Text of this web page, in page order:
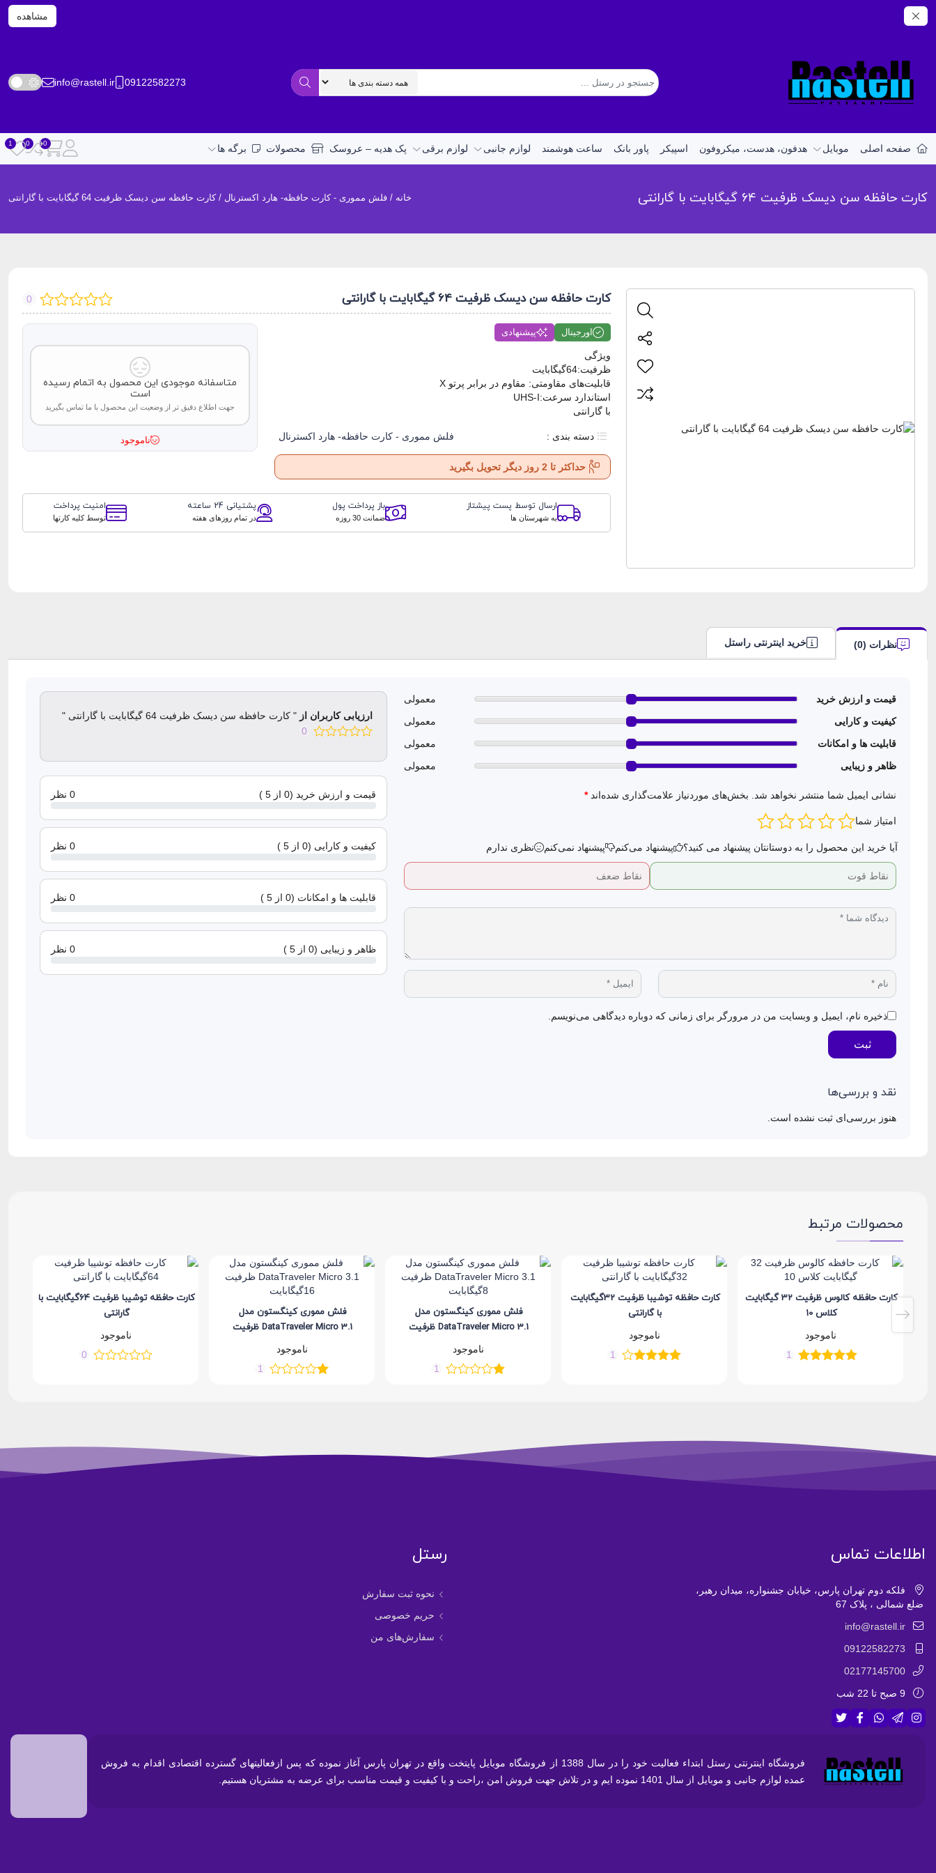
مشاهده
09122582273
info@rastell.ir
صفحه اصلی موبایل هدفون، هدست، میکروفون اسپیکر پاور بانک ساعت هوشمند لوازم جانبی لوازم برقی پک هدیه – عروسک محصولات برگه ها
کارت حافظه سن دیسک ظرفیت 64 گیگابایت با گارانتی خانه / فلش مموری - کارت حافظه- هارد اکسترنال / کارت حافظه سن دیسک ظرفیت 64 گیگابایت با گارانتی
کارت حافظه سن دیسک ظرفیت 64 گیگابایت با گارانتی 0
اورجینال پیشنهادی
ویژگی
ظرفیت:64گیگابایت
قابلیت‌های مقاومتی: مقاوم در برابر پرتو X
استاندارد سرعت:UHS-I
با گارانتی
دسته بندی : فلش مموری - کارت حافظه- هارد اکسترنال
حداکثر تا 2 روز دیگر تحویل بگیرید
متاسفانه موجودی این محصول به اتمام رسیده
است
جهت اطلاع دقیق تر از وضعیت این محصول با ما تماس بگیرید
ناموجود
ارسال توسط پست پیشتاز
به شهرستان ها
باز پرداخت پول
ضمانت 30 روزه
پشتیانی 24 ساعته
در تمام روزهای هفته
امنیت پرداخت
توسط کلیه کارتها
نظرات (0) خرید اینترنتی راستل
قیمت و ارزش خرید
معمولی
کیفیت و کارایی
معمولی
قابلیت ها و امکانات
معمولی
ظاهر و زیبایی
معمولی
نشانی ایمیل شما منتشر نخواهد شد. بخش‌های موردنیاز علامت‌گذاری شده‌اند*
امتیاز شما
آیا خرید این محصول را به دوستانتان پیشنهاد می کنید؟ پیشنهاد می‌کنم پیشنهاد نمی‌کنم نظری ندارم
ذخیره نام، ایمیل و وبسایت من در مرورگر برای زمانی که دوباره دیدگاهی می‌نویسم.
ثبت
ارزیابی کاربران از " کارت حافظه سن دیسک ظرفیت 64 گیگابایت با گارانتی "
0
قیمت و ارزش خرید (0 از 5 ) 0 نظر
کیفیت و کارایی (0 از 5 ) 0 نظر
قابلیت ها و امکانات (0 از 5 ) 0 نظر
ظاهر و زیبایی (0 از 5 ) 0 نظر
نقد و بررسی‌ها
هنوز بررسی‌ای ثبت نشده است.
محصولات مرتبط
کارت حافظه کالوس ظرفیت 32 گیگابایت
کلاس 10
ناموجود
1
کارت حافظه توشیبا ظرفیت 32گیگابایت
با گارانتی
ناموجود
1
فلش مموری کینگستون مدل
DataTraveler Micro 3.1 ظرفیت
ناموجود
1
فلش مموری کینگستون مدل
DataTraveler Micro 3.1 ظرفیت
ناموجود
1
کارت حافظه توشیبا ظرفیت 64گیگابایت با
گارانتی
ناموجود
0
اطلاعات تماس
فلکه دوم تهران پارس، خیابان جشنواره، میدان رهبر،
ضلع شمالی ، پلاک 67
info@rastell.ir
09122582273
02177145700
9 صبح تا 22 شب
رستل
نحوه ثبت سفارش
حریم خصوصی
سفارش‌های من
فروشگاه اینترنتی رستل ابتداء فعالیت خود را در سال 1388 از فروشگاه موبایل پایتخت واقع در تهران پارس آغاز نموده که پس ازفعالیتهای گسترده اقتصادی اقدام به فروش
عمده لوازم جانبی و موبایل از سال 1401 نموده ایم و در تلاش جهت فروش امن ،راحت و با کیفیت و قیمت مناسب برای عرضه به مشتریان هستیم.